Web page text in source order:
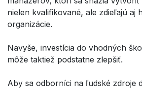
nielen kvalifikované, ale zdieľajú aj
organizácie.
Navyše, investícia do vhodných
môže taktiež podstatne zlepšiť.
Aby sa odborníci na ľudské zdroje